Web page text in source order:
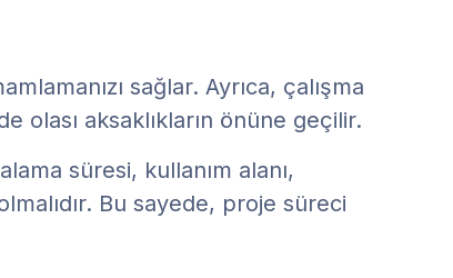
sağlar. Ayrıca, çalışma
olası aksaklıkların önüne geçilir.
süresi, kullanım alanı,
Bu sayede, proje süreci